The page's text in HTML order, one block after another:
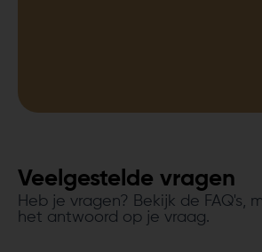
Veelgestelde vragen
Heb je vragen? Bekijk de FAQ's,
het antwoord op je vraag.